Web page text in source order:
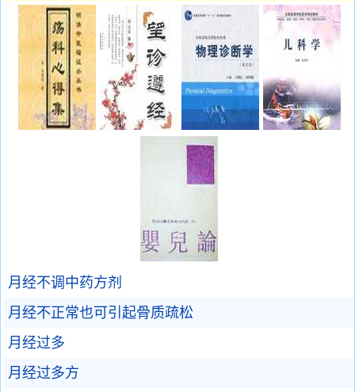
月经不调中药方剂
月经不正常也可引起骨质疏松
月经过多
月经过多方